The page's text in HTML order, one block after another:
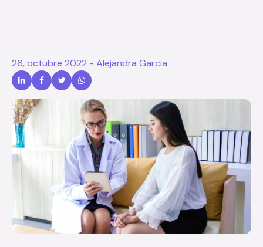
26, octubre 2022 - Alejandra Garcia